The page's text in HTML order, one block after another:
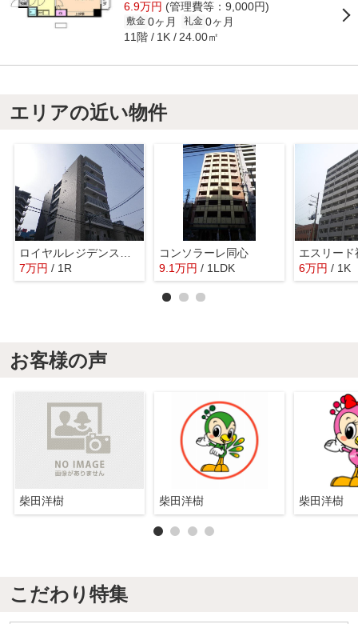
6.9万円 (管理費等：9,000円)
敷金 0ヶ月 礼金 0ヶ月
11階 1K 24.00㎡
エリアの近い物件
7万円 / 1R
コンソラーレ同心
9.1万円 / 1LDK 6万円 / 1K
お客様の声
柴田洋樹 柴田洋樹 柴田洋樹
こだわり特集